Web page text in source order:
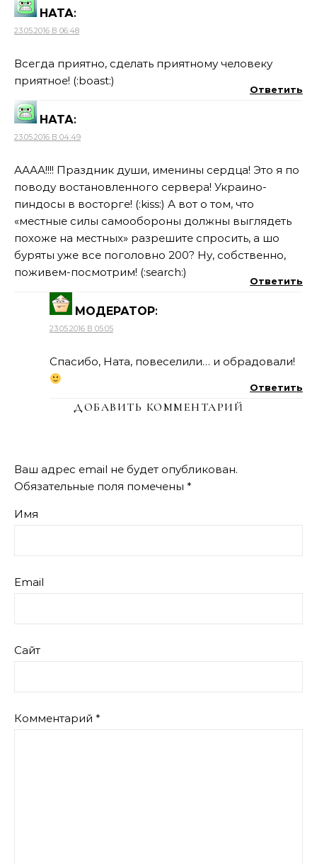
НАТА:
23.05.2016 В 06:48
Всегда приятно, сделать приятному человеку
приятное! (:boast:)
Ответить
НАТА:
23.05.2016 В 04:49
АААА!!!! Праздник души, именины сердца! Это я по
поводу востановленного сервера! Украино-
пиндосы в восторге! (:kiss:) А вот о том, что
«местные силы самообороны должны выглядеть
похоже на местных» разрешите спросить, а шо
буряты уже все поголовно 200? Ну, собственно,
поживем-посмотрим! (:search:)
Ответить
МОДЕРАТОР:
23.05.2016 В 05:05
Спасибо, Ната, повеселили… и обрадовали!
Ответить
ДОБАВИТЬ КОММЕНТАРИЙ
Ваш адрес email не будет опубликован.
Обязательные поля помечены *
Имя
Email
Сайт
Комментарий *